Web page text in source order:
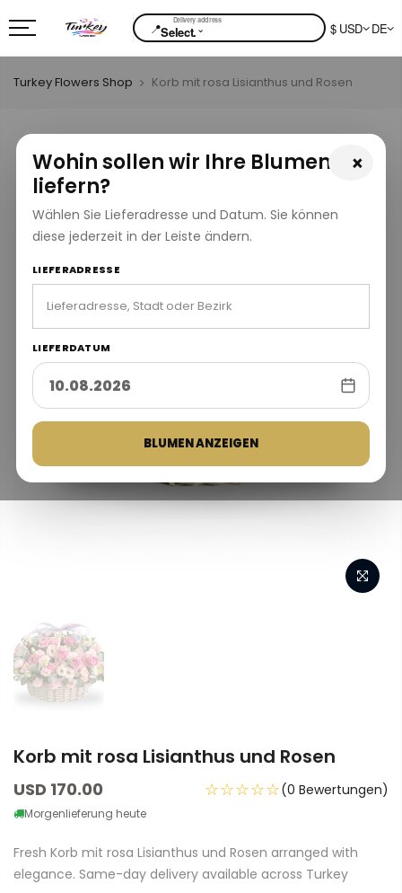
📍Select.⌄ $ USD DE
×
Wohin sollen wir Ihre Blumen
liefern?
Wählen Sie Lieferadresse und Datum. Sie können
diese jederzeit in der Leiste ändern.
LIEFERADRESSE
LIEFERDATUM
BLUMEN ANZEIGEN
Turkey Flowers Shop Korb mit rosa Lisianthus und Rosen
Korb mit rosa Lisianthus und Rosen
USD 170.00
Morgenlieferung heute
☆☆☆☆☆(0 Bewertungen)
Fresh Korb mit rosa Lisianthus und Rosen arranged with
elegance. Same-day delivery available across Turkey